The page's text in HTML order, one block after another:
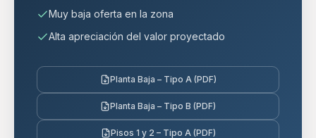
Muy baja oferta en la zona
Alta apreciación del valor proyectado
Planta Baja – Tipo A (PDF)
Planta Baja – Tipo B (PDF)
Pisos 1 y 2 – Tipo A (PDF)